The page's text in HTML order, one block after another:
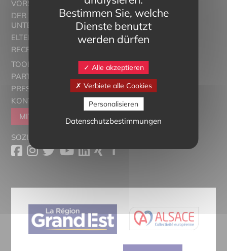
VORSTELLUNG
DER ZWEISPRACHIGE
UNTERRICHT
ELTERN ALSACE - EUROSTAGES
RECRUTORRS
TOOLBOX
PARTNER
PRESSESCHAU
KONTAKT
MITGLIEDER WERDEN
SOZIALE MEDIEN
Bestimmen Sie, welche
Dienste benutzt
werden dürfen
Alle akzeptieren
Verbiete alle Cookies
Personalisieren
Datenschutzbestimmungen